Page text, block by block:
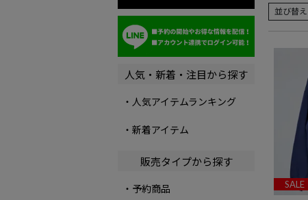
並び替え
SALE
人気・新着・注目から探す
・人気アイテムランキング
・新着アイテム
販売タイプから探す
・予約商品